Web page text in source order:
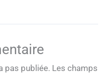
pas publiée. Les champs